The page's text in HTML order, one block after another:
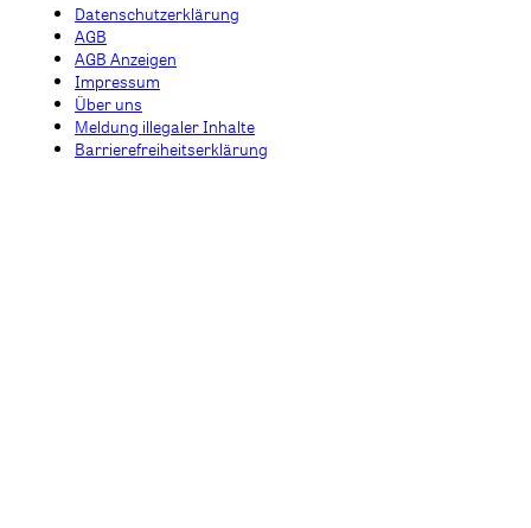
Datenschutzerklärung
AGB
AGB Anzeigen
Impressum
Über uns
Meldung illegaler Inhalte
Barrierefreiheitserklärung